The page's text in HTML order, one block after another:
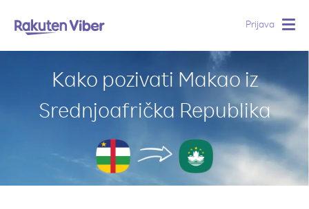
Prijava
Kako pozivati Makao iz
Srednjoafrička Republika